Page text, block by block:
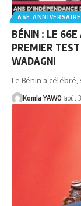
66E
BÉNIN : LE 66E
PREMIER
WADAGNI
Le Bénin a
Komla YAWO août